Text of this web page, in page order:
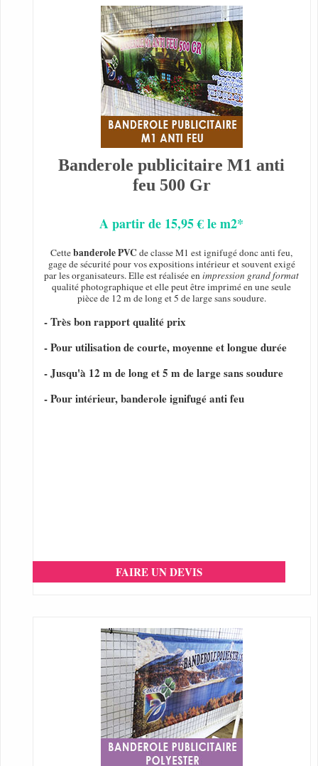
Banderole publicitaire M1 anti
feu 500 Gr
A partir de 15,95 € le m2*
Cettebanderole PVC de classe M1 est ignifugé donc anti feu,
gage de sécurité pour vos expositions intérieur et souvent exigé
par les organisateurs. Elle est réalisée enimpression grand format
qualité photographique et elle peut être imprimé en une seule
pièce de 12 m de long et 5 de large sans soudure.
- Très bon rapport qualité prix
- Pour utilisation de courte, moyenne et longue durée
- Jusqu'à 12 m de long et 5 m de large sans soudure
- Pour intérieur, banderole ignifugé anti feu
FAIRE UN DEVIS